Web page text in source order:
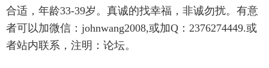
合适，年龄33-39岁。真诚的找幸福，非诚勿扰。有意
者可以加微信：johnwang2008,或加Q：2376274449.或
者站内联系，注明：论坛。